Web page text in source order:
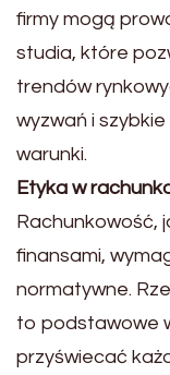
firmy mogą
studia, które
trendów
wyzwań i
warunki.
Etyka w
Rachunkowość,
finansami,
normatywne.
to podstawowe
przyświecać